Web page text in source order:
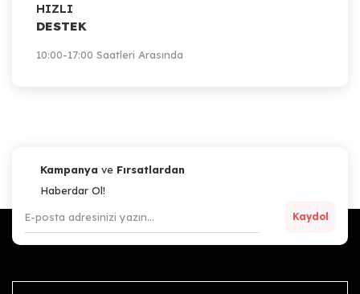
HIZLI
DESTEK
10:00-17:00 Saatleri Arasında
Kampanya ve Fırsatlardan
Haberdar Ol!
Kaydol